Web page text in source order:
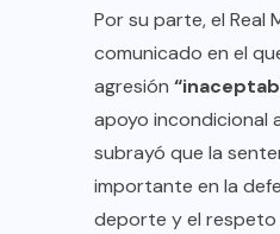
Por su parte, el Real
comunicado en el
agresión
apoyo incondicional
subrayó que la
importante en la
deporte y el respeto